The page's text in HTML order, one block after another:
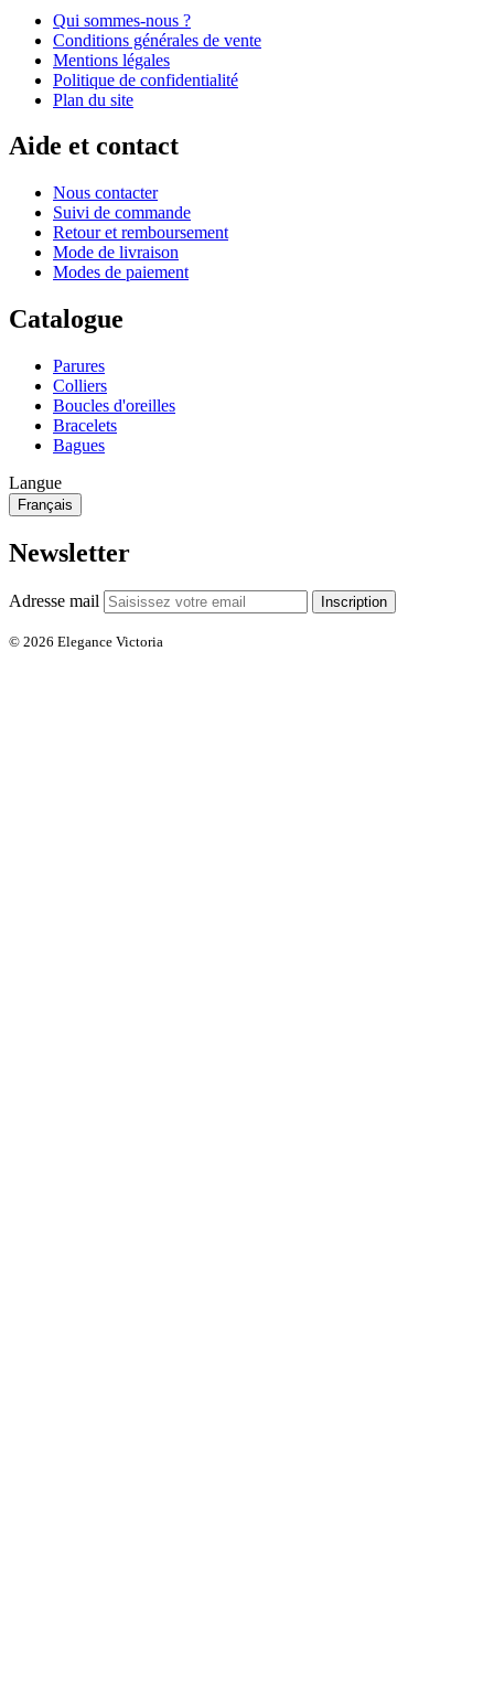
Qui sommes-nous ?
Conditions générales de vente
Mentions légales
Politique de confidentialité
Plan du site
Aide et contact
Nous contacter
Suivi de commande
Retour et remboursement
Mode de livraison
Modes de paiement
Catalogue
Parures
Colliers
Boucles d'oreilles
Bracelets
Bagues
Langue
Français
Newsletter
Adresse mail Inscription
© 2026 Elegance Victoria